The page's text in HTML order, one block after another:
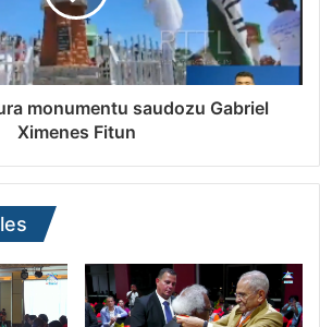
monumentu saudozu Gabriel
Ximenes Fitun